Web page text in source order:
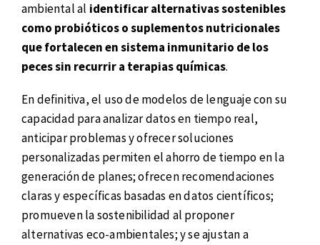
ambiental al identificar alternativas sostenibles
como probióticos o suplementos nutricionales
que fortalecen en sistema inmunitario de los
peces sin recurrir a terapias químicas.
En definitiva, el uso de modelos de lenguaje con su
capacidad para analizar datos en tiempo real,
anticipar problemas y ofrecer soluciones
personalizadas permiten el ahorro de tiempo en la
generación de planes; ofrecen recomendaciones
claras y específicas basadas en datos científicos;
promueven la sostenibilidad al proponer
alternativas eco-ambientales; y se ajustan a